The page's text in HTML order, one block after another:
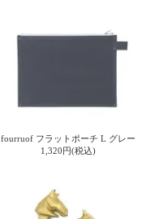
fourruof フラットポーチ L グレー
1,320円(税込)